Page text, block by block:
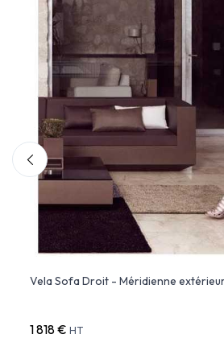
Vela Sofa Droit - Méridienne
1 818 € HT